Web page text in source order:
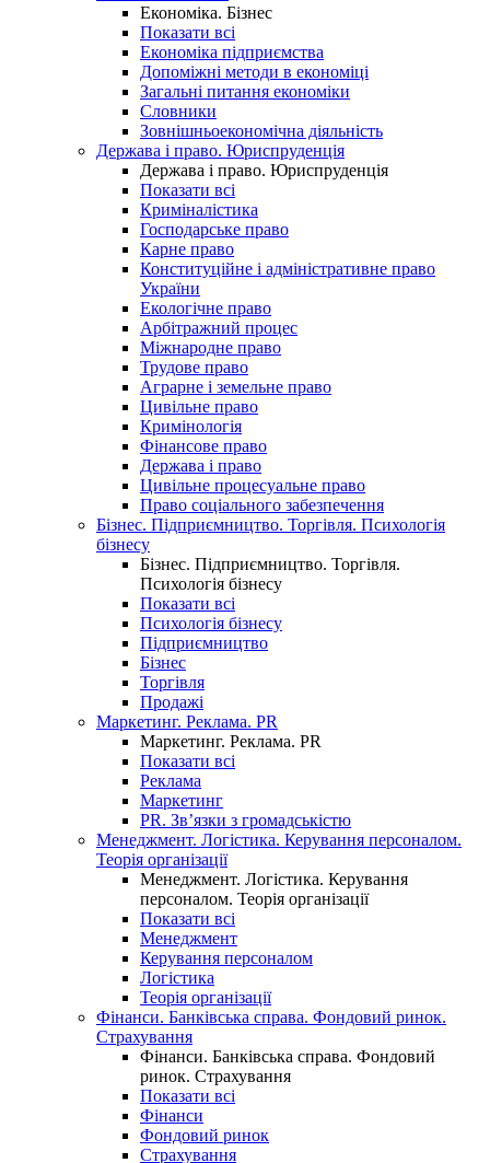
Економіка. Бізнес
Показати всі
Економіка підприємства
Допоміжні методи в економіці
Загальні питання економіки
Словники
Зовнішньоекономічна діяльність
Держава і право. Юриспруденція
Держава і право. Юриспруденція
Показати всі
Криміналістика
Господарське право
Карне право
Конституційне і адміністративне право
України
Екологічне право
Арбітражний процес
Міжнародне право
Трудове право
Аграрне і земельне право
Цивільне право
Кримінологія
Фінансове право
Держава і право
Цивільне процесуальне право
Право соціального забезпечення
Бізнес. Підприємництво. Торгівля. Психологія
бізнесу
Бізнес. Підприємництво. Торгівля.
Психологія бізнесу
Показати всі
Психологія бізнесу
Підприємництво
Бізнес
Торгівля
Продажі
Маркетинг. Реклама. PR
Маркетинг. Реклама. PR
Показати всі
Реклама
Маркетинг
PR. Зв’язки з громадськістю
Менеджмент. Логістика. Керування персоналом.
Теорія організації
Менеджмент. Логістика. Керування
персоналом. Теорія організації
Показати всі
Менеджмент
Керування персоналом
Логістика
Теорія організації
Фінанси. Банківська справа. Фондовий ринок.
Страхування
Фінанси. Банківська справа. Фондовий
ринок. Страхування
Показати всі
Фінанси
Фондовий ринок
Страхування